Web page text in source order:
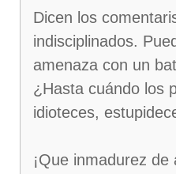
Dicen los
indisciplinados.
amenaza con un
¿Hasta cuándo los
idioteces,
¡Que inmadurez